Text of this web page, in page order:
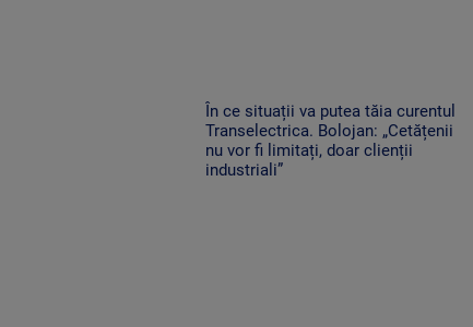
În ce situații va putea tăia curentul
Transelectrica. Bolojan: „Cetățenii
nu vor fi limitați, doar clienții
industriali”